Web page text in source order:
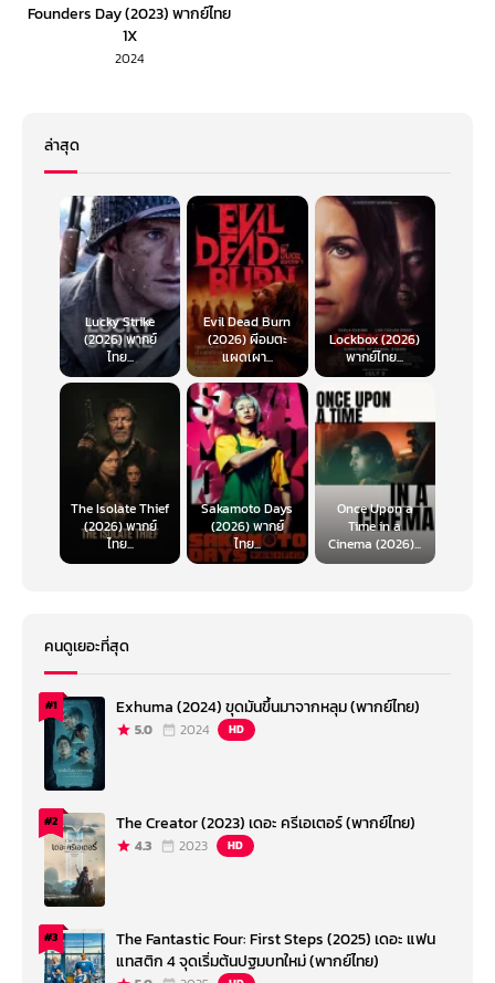
Founders Day (2023) พากย์ไทย
1X
2024
ล่าสุด
Lucky Strike
(2026) พากย์
ไทย...
Evil Dead Burn
(2026) ผีอมตะ
แผดเผา...
Lockbox (2026)
พากย์ไทย...
The Isolate Thief
(2026) พากย์
ไทย...
Sakamoto Days
(2026) พากย์
ไทย...
Once Upon a
Time in a
Cinema (2026)...
คนดูเยอะที่สุด
#1 Exhuma (2024) ขุดมันขึ้นมาจากหลุม (พากย์ไทย)
5.0 2024 HD
#2 The Creator (2023) เดอะ ครีเอเตอร์ (พากย์ไทย)
4.3 2023 HD
#3
The Fantastic Four: First Steps (2025) เดอะ แฟน
แทสติก 4 จุดเริ่มต้นปฐมบทใหม่ (พากย์ไทย)